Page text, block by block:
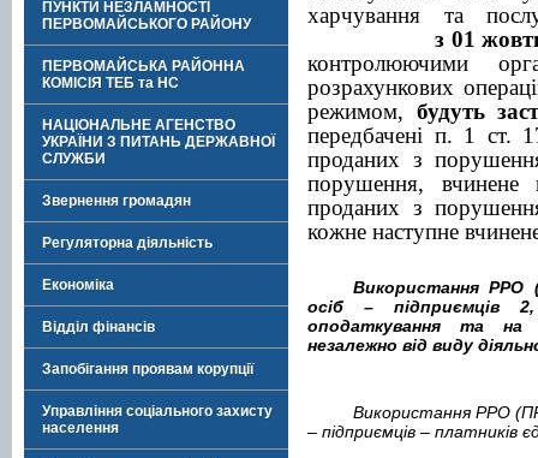
ПУНКТИ НЕЗЛАМНОСТІ
ПЕРВОМАЙСЬКОГО РАЙОНУ
ПЕРВОМАЙСЬКА РАЙОННА
КОМІСІЯ ТЕБ та НС
НАЦІОНАЛЬНЕ АГЕНСТВО
УКРАЇНИ З ПИТАНЬ ДЕРЖАВНОЇ
СЛУЖБИ
Звернення громадян
Регуляторна діяльність
Економіка
Відділ фінансів
Запобігання проявам корупції
Управління соціального захисту
населення
харчування та
з 01
контролюючими
розрахункових
режимом, будуть
передбачені п. 1 ст.
проданих з
порушення, вчинене
проданих з
кожне наступне
Використання РРО
осіб – підприємців
оподаткування та на
незалежно від виду
Використання РРО
– підприємців – платників